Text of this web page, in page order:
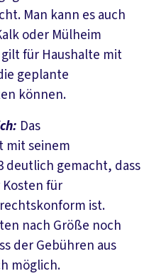
Man kann es auch
oder Mülheim
für Haushalte mit
geplante
können.
Das
mit seinem
deutlich gemacht, dass
für
ist.
nach Größe noch
der Gebühren aus
möglich.